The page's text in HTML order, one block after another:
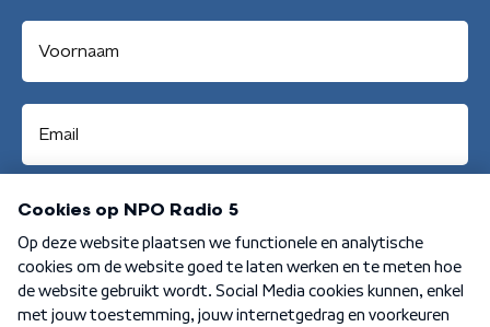
Aanmelden
Algemene voorwaarden